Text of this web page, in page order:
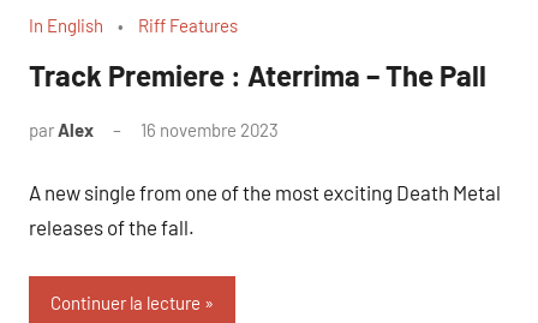
In English Riff Features
Track Premiere : Aterrima – The Pall
parAlex 16 novembre 2023
A new single from one of the most exciting Death Metal
releases of the fall.
Continuer la lecture